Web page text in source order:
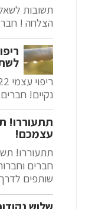
הצלחה !
נקיים!
תתעוררו!
עצמכם!
תתעוררו!
חברים
שותפים